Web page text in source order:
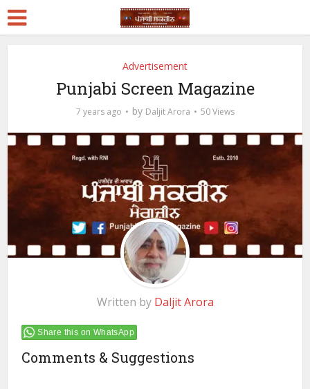
Advertisement
Punjabi Screen Magazine
7 years ago by Daljit Arora 50 Views
Written by Daljit Arora
Share this on WhatsApp
Comments & Suggestions